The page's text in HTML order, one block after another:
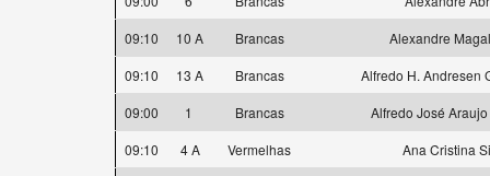
09:10
10 A Brancas
Alexandre
09:10
13 A Brancas
Alfredo H. Andresen
09:00
1 Brancas
Alfredo José
09:10
4 A Vermelhas
Ana Cristina